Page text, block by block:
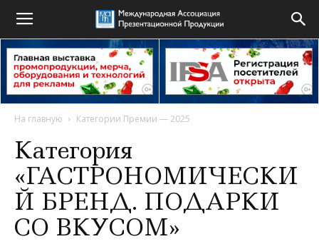
На главную Категории Премии — 2025
Категория
«ГАСТРОНОМИЧЕСКИ
Й БРЕНД. ПОДАРКИ
СО ВКУСОМ»